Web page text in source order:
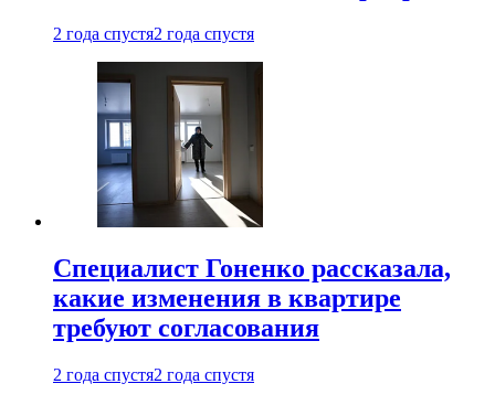
2 года спустя2 года спустя
Специалист Гоненко рассказала,
какие изменения в квартире
требуют согласования
2 года спустя2 года спустя